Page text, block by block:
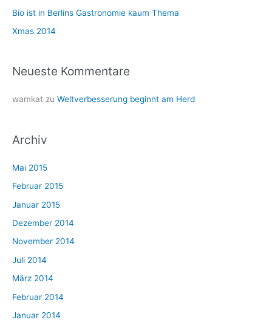
Bio ist in Berlins Gastronomie kaum Thema
Xmas 2014
Neueste Kommentare
wamkat zu Weltverbesserung beginnt am Herd
Archiv
Mai 2015
Februar 2015
Januar 2015
Dezember 2014
November 2014
Juli 2014
März 2014
Februar 2014
Januar 2014